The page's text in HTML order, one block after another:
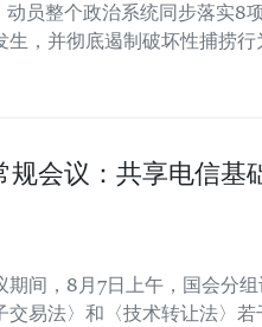
员整个政治系统同步落实8
，并彻底遏制破坏性捕捞行
会议：共享电信基
间，8月7日上午，国会分
易法〉和〈技术转让法〉